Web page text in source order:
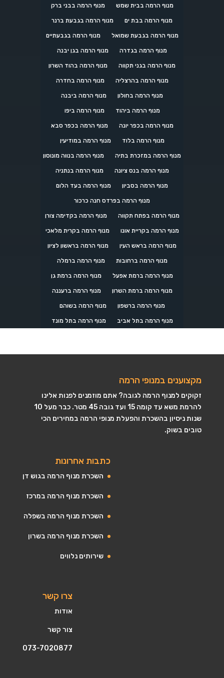
מנוף הרמה בבית שמש מנוף הרמה בבני ברק
מנוף הרמה בבת ים מנוף הרמה בגבעת ברנר
מנוף הרמה בגבעת שמואל מנוף הרמה בגבעתיים
מנוף הרמה בגדרה מנוף הרמה בגן יבנה
מנוף הרמה בגני תקווה מנוף הרמה בהוד השרון
מנוף הרמה בהרצליה מנוף הרמה בחדרה
מנוף הרמה בחולון מנוף הרמה ביבנה
מנוף הרמה ביהוד מנוף הרמה ביפו
מנוף הרמה בכפר יונה מנוף הרמה בכפר סבא
מנוף הרמה בלוד מנוף הרמה במודיעין
מנוף הרמה במזכרת בתיה מנוף הרמה בנווה מונוסון
מנוף הרמה בנס ציונה מנוף הרמה בנתניה
מנוף הרמה בסביון מנוף הרמה בעד הלום
מנוף הרמה בפרדס חנה כרכור
מנוף הרמה בפתח תקווה מנוף הרמה בקדימה צורן
מנוף הרמה בקריית אונו מנוף הרמה בקרית מלאכי
מנוף הרמה בראש העין מנוף הרמה בראשון לציון
מנוף הרמה ברחובות מנוף הרמה ברמלה
מנוף הרמה ברמת אפעל מנוף הרמה ברמת גן
מנוף הרמה ברמת השרון מנוף הרמה ברעננה
מנוף הרמה ברשפון מנוף הרמה בשוהם
מנוף הרמה בתל אביב מנוף הרמה בתל מונד
מקצוענים במנופי הרמה
זקוקים למנוף הרמה לגובה? אתם מוזמנים לפנות אלינו
להרמת משא עד קומה 15 ועד גובה 45 מטר. כבר מעל 10
שנות ניסיון בהשכרת והפעלת מנופי הרמה במחירים הכי
טובים בשוק.
כתבות אחרונות
השכרת מנוף הרמה בגוש דן
השכרת מנוף הרמה במרכז
השכרת מנוף הרמה בשפלה
השכרת מנוף הרמה בשרון
שירותים נלווים
צרו קשר
אודות
צור קשר
073-7020877